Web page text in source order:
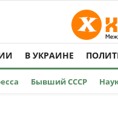
В УКРАИНЕ
Бывший СССР